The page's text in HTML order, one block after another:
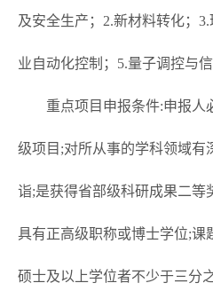
及安全生产；2.新材料转化；
业自动化控制；5.量子调控与
重点项目申报条件:申报人
级项目;对所从事的学科领域有
诣;是获得省部级科研成果二等
具有正高级职称或博士学位;课
硕士及以上学位者不少于三分